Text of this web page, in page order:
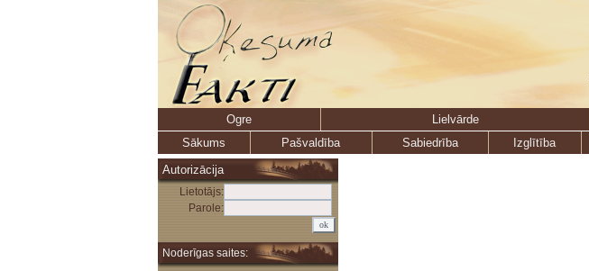
Ogre Lielvārde
Sākums
Pašvaldība Sabiedrība Izglītība
Autorizācija
Lietotājs:
Parole:
Noderīgas saites: